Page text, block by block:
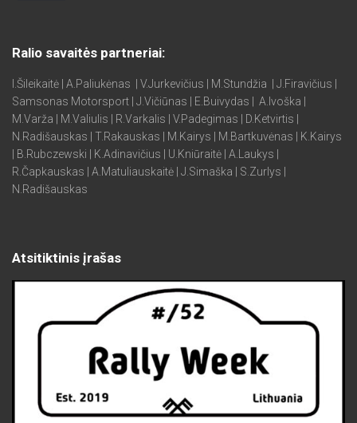
Ralio savaitės partneriai:
I.Šileikaitė | A.Paliukėnas | V.Jurkevičius | M.Stundžia | J.Firavičius |
Samsonas Motorsport | J.Vičiūnas | E.Buivydas | A.Ivoška |
M.Varža | M.Valiulis | R.Varkalis | V.Padegimas | D.Ketvirtis |
N.Radišauskas | T.Rakauskas | M.Kairys | M.Bartkuvėnas | K.Kairys
| B.Rubczewski | K.Adinavičius | U.Kniūraitė | A.Laukys |
R.Čapkauskas | A.Matuliauskaitė | J.Simaška | S.Zurlys |
N.Radišauskas
Atsitiktinis įrašas